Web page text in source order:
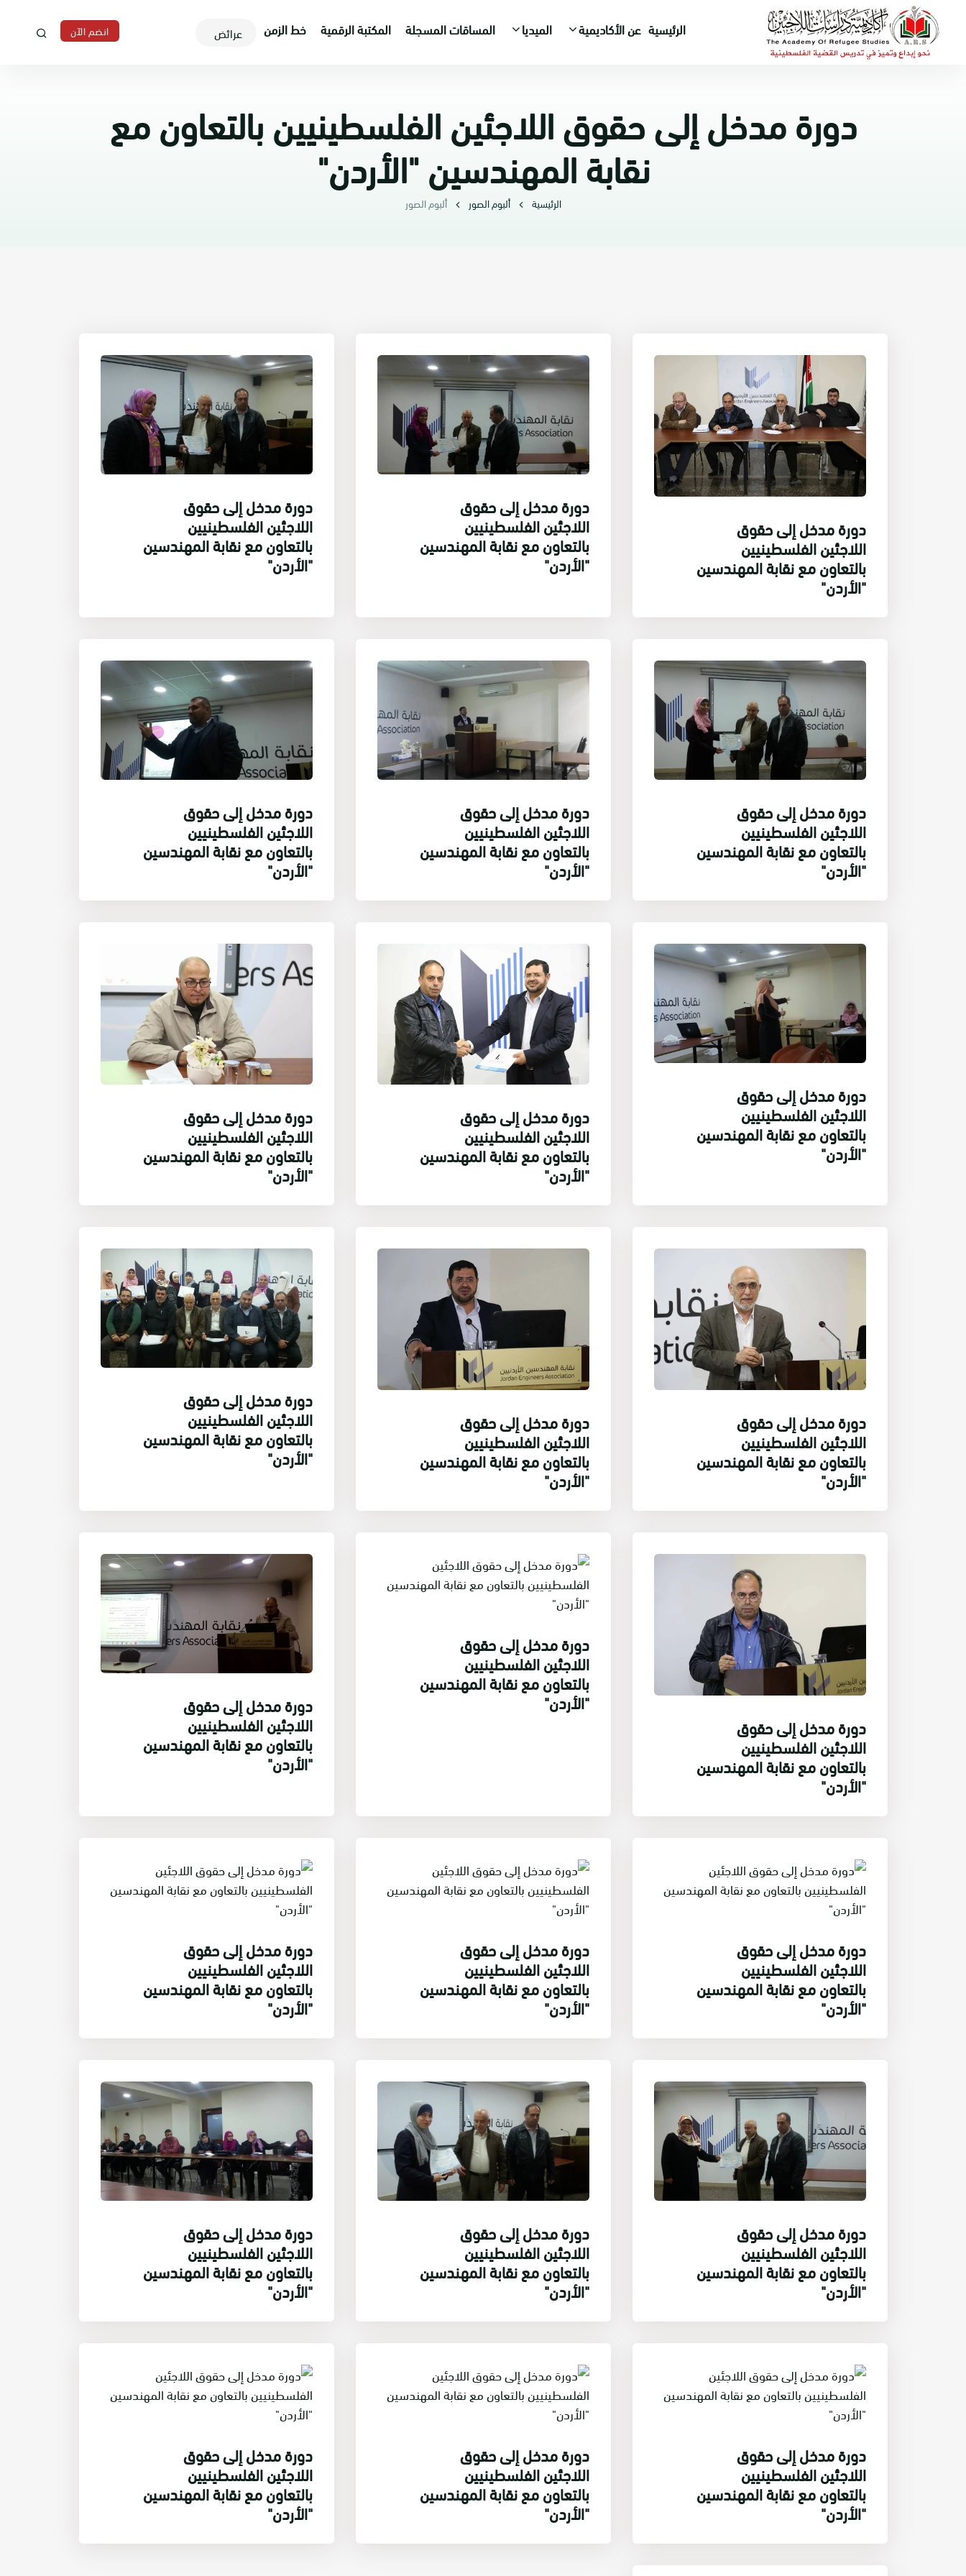
الرئيسية عن الأكاديمية الميديا المساقات المسجلة المكتبة الرقمية خط الزمن عرائض انضم الآن
دورة مدخل إلى حقوق اللاجئين الفلسطينيين بالتعاون مع
نقابة المهندسين "الأردن"
الرئيسية ألبوم الصور ألبوم الصور
دورة مدخل إلى حقوق
اللاجئين الفلسطينيين
بالتعاون مع نقابة المهندسين
"الأردن"
دورة مدخل إلى حقوق
اللاجئين الفلسطينيين
بالتعاون مع نقابة المهندسين
"الأردن"
دورة مدخل إلى حقوق
اللاجئين الفلسطينيين
بالتعاون مع نقابة المهندسين
"الأردن"
دورة مدخل إلى حقوق
اللاجئين الفلسطينيين
بالتعاون مع نقابة المهندسين
"الأردن"
دورة مدخل إلى حقوق
اللاجئين الفلسطينيين
بالتعاون مع نقابة المهندسين
"الأردن"
دورة مدخل إلى حقوق
اللاجئين الفلسطينيين
بالتعاون مع نقابة المهندسين
"الأردن"
دورة مدخل إلى حقوق
اللاجئين الفلسطينيين
بالتعاون مع نقابة المهندسين
"الأردن"
دورة مدخل إلى حقوق
اللاجئين الفلسطينيين
بالتعاون مع نقابة المهندسين
"الأردن"
دورة مدخل إلى حقوق
اللاجئين الفلسطينيين
بالتعاون مع نقابة المهندسين
"الأردن"
دورة مدخل إلى حقوق
اللاجئين الفلسطينيين
بالتعاون مع نقابة المهندسين
"الأردن"
دورة مدخل إلى حقوق
اللاجئين الفلسطينيين
بالتعاون مع نقابة المهندسين
"الأردن"
دورة مدخل إلى حقوق
اللاجئين الفلسطينيين
بالتعاون مع نقابة المهندسين
"الأردن"
دورة مدخل إلى حقوق
اللاجئين الفلسطينيين
بالتعاون مع نقابة المهندسين
"الأردن"
دورة مدخل إلى حقوق
اللاجئين الفلسطينيين
بالتعاون مع نقابة المهندسين
"الأردن" دورة مدخل إلى حقوق
اللاجئين الفلسطينيين
بالتعاون مع نقابة المهندسين
"الأردن"
دورة مدخل إلى حقوق
اللاجئين الفلسطينيين
بالتعاون مع نقابة المهندسين
"الأردن"
دورة مدخل إلى حقوق
اللاجئين الفلسطينيين
بالتعاون مع نقابة المهندسين
"الأردن"
دورة مدخل إلى حقوق
اللاجئين الفلسطينيين
بالتعاون مع نقابة المهندسين
"الأردن"
دورة مدخل إلى حقوق
اللاجئين الفلسطينيين
بالتعاون مع نقابة المهندسين
"الأردن"
دورة مدخل إلى حقوق
اللاجئين الفلسطينيين
بالتعاون مع نقابة المهندسين
"الأردن"
دورة مدخل إلى حقوق
اللاجئين الفلسطينيين
بالتعاون مع نقابة المهندسين
"الأردن"
دورة مدخل إلى حقوق
اللاجئين الفلسطينيين
بالتعاون مع نقابة المهندسين
"الأردن"
دورة مدخل إلى حقوق
اللاجئين الفلسطينيين
بالتعاون مع نقابة المهندسين
"الأردن"
دورة مدخل إلى حقوق
اللاجئين الفلسطينيين
بالتعاون مع نقابة المهندسين
"الأردن"